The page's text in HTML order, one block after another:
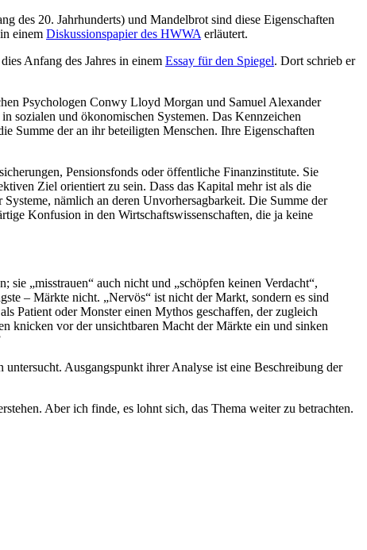
des 20. Jahrhunderts) und Mandelbrot sind diese Eigenschaften
einem Diskussionspapier des HWWA erläutert.
Anfang des Jahres in einem Essay für den Spiegel. Dort schrieb er
Psychologen Conwy Lloyd Morgan und Samuel Alexander
sozialen und ökonomischen Systemen. Das Kennzeichen
Summe der an ihr beteiligten Menschen. Ihre Eigenschaften
Pensionsfonds oder öffentliche Finanzinstitute. Sie
Ziel orientiert zu sein. Dass das Kapital mehr ist als die
nämlich an deren Unvorhersagbarkeit. Die Summe der
Konfusion in den Wirtschaftswissenschaften, die ja keine
„misstrauen“ auch nicht und „schöpfen keinen Verdacht“,
– Märkte nicht. „Nervös“ ist nicht der Markt, sondern es sind
Patient oder Monster einen Mythos geschaffen, der zugleich
knicken vor der unsichtbaren Macht der Märkte ein und sinken
Ausgangspunkt ihrer Analyse ist eine Beschreibung der
Aber ich finde, es lohnt sich, das Thema weiter zu betrachten.